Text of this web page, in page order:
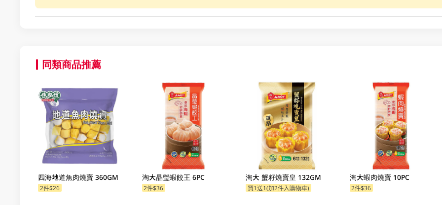
同類商品推薦
四海地道魚肉燒賣 360GM
2件$26
淘大晶瑩蝦餃王 6PC
2件$36
淘大 蟹籽燒賣皇 132GM
買1送1(加2件入購物車)
淘大蝦肉燒賣 10PC
2件$36